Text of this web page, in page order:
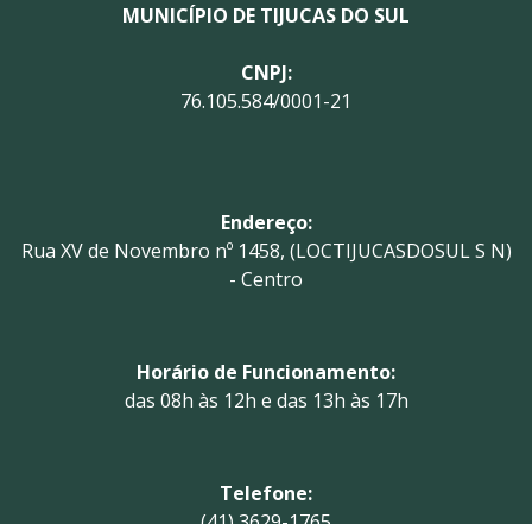
MUNICÍPIO DE TIJUCAS DO SUL
CNPJ:
76.105.584/0001-21
Endereço:
Rua XV de Novembro nº 1458, (LOCTIJUCASDOSUL S N)
- Centro
Horário de Funcionamento:
das 08h às 12h e das 13h às 17h
Telefone: